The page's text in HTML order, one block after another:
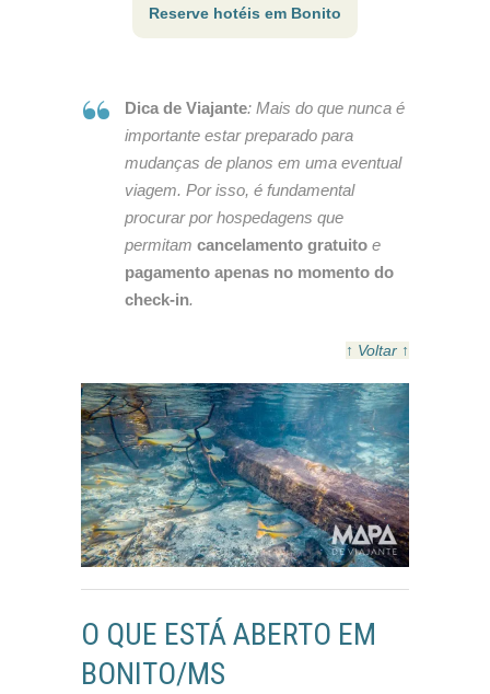
Reserve hotéis em Bonito
Dica de Viajante: Mais do que nunca é
importante estar preparado para
mudanças de planos em uma eventual
viagem. Por isso, é fundamental
procurar por hospedagens que
permitam cancelamento gratuito e
pagamento apenas no momento do
check-in.
↑ Voltar ↑
O QUE ESTÁ ABERTO EM
BONITO/MS